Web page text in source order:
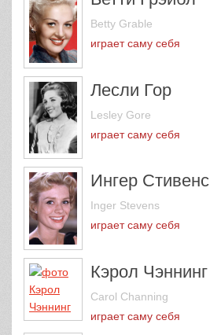
Betty Grable
играет саму себя
Лесли Гор
Lesley Gore
играет саму себя
Ингер Стивенс
Inger Stevens
играет саму себя
Кэрол Чэннинг
Carol Channing
играет саму себя